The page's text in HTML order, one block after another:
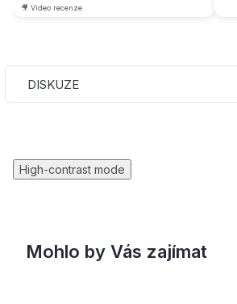
🎥 Video recenze
DISKUZE
High-contrast mode